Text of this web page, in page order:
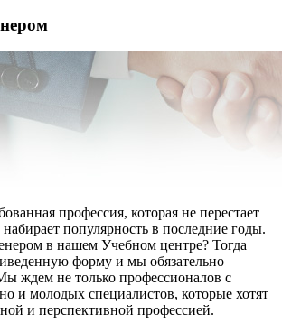
профессия, которая не перестает
популярность в последние годы.
в нашем Учебном центре? Тогда
форму и мы обязательно
ждем не только профессионалов с
и молодых специалистов, которые хотят
и перспективной профессией.